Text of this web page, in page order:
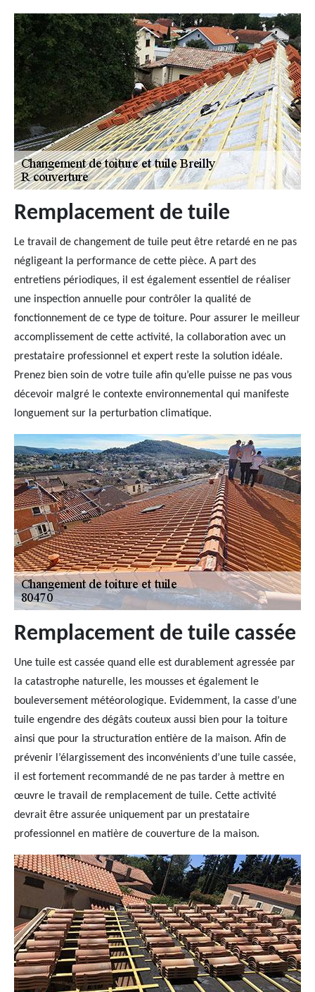
Remplacement de tuile
Le travail de changement de tuile peut être retardé en ne pas
négligeant la performance de cette pièce. A part des
entretiens périodiques, il est également essentiel de réaliser
une inspection annuelle pour contrôler la qualité de
fonctionnement de ce type de toiture. Pour assurer le meilleur
accomplissement de cette activité, la collaboration avec un
prestataire professionnel et expert reste la solution idéale.
Prenez bien soin de votre tuile afin qu’elle puisse ne pas vous
décevoir malgré le contexte environnemental qui manifeste
longuement sur la perturbation climatique.
Remplacement de tuile cassée
Une tuile est cassée quand elle est durablement agressée par
la catastrophe naturelle, les mousses et également le
bouleversement météorologique. Evidemment, la casse d’une
tuile engendre des dégâts couteux aussi bien pour la toiture
ainsi que pour la structuration entière de la maison. Afin de
prévenir l’élargissement des inconvénients d’une tuile cassée,
il est fortement recommandé de ne pas tarder à mettre en
œuvre le travail de remplacement de tuile. Cette activité
devrait être assurée uniquement par un prestataire
professionnel en matière de couverture de la maison.